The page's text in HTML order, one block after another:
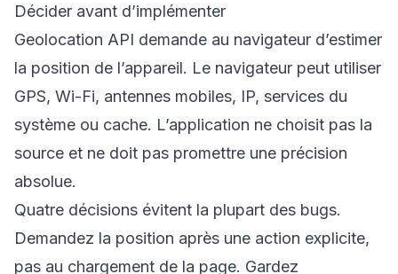
Décider avant d’implémenter
Geolocation API demande au navigateur d’estimer
la position de l’appareil. Le navigateur peut utiliser
GPS, Wi-Fi, antennes mobiles, IP, services du
système ou cache. L’application ne choisit pas la
source et ne doit pas promettre une précision
absolue.
Quatre décisions évitent la plupart des bugs.
Demandez la position après une action explicite,
pas au chargement de la page. Gardez